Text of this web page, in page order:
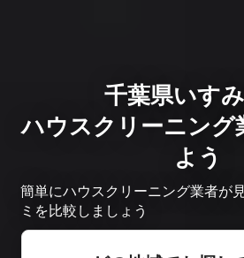
千葉県いす
ハウスクリーニング
よう
簡単にハウスクリーニング業者が
ミを比較しましょう